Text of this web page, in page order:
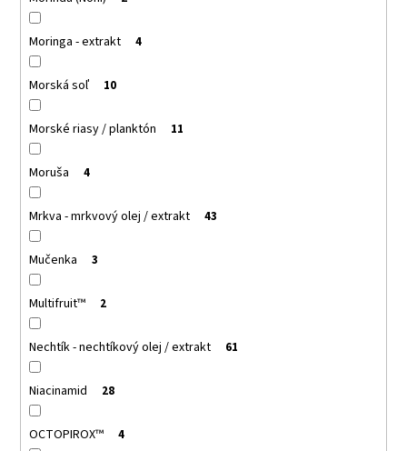
Moringa - extrakt 4
Morská soľ 10
Morské riasy / planktón 11
Moruša 4
Mrkva - mrkvový olej / extrakt 43
Mučenka 3
Multifruit™ 2
Nechtík - nechtíkový olej / extrakt 61
Niacinamid 28
OCTOPIROX™ 4